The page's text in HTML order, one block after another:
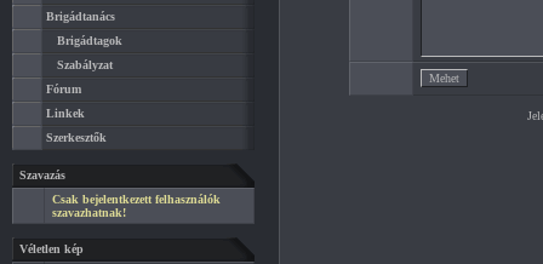
Brigádtanács
Brigádtagok
Szabályzat
Fórum
Linkek
Szerkesztők
Szavazás
Csak bejelentkezett felhasználók
szavazhatnak!
Véletlen kép